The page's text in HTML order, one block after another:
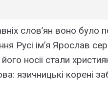
слов’ян воно було
Русі ім’я Ярослав
носії стали
язичницькі корені